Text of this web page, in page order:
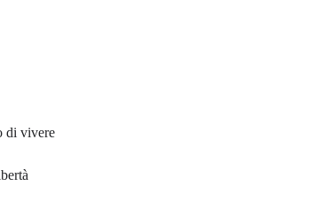
di vivere